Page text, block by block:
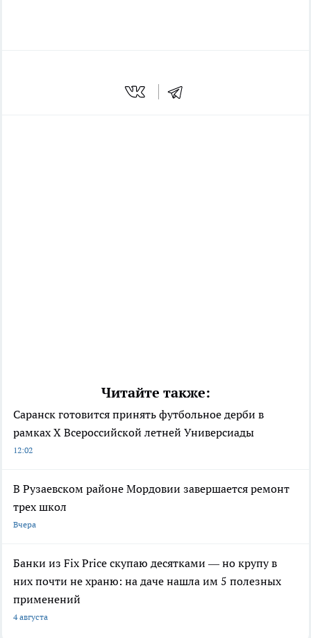
Читайте также:
Саранск готовится принять футбольное дерби в
рамках X Всероссийской летней Универсиады
12:02
В Рузаевском районе Мордовии завершается ремонт
трех школ
Вчера
Банки из Fix Price скупаю десятками — но крупу в
них почти не храню: на даче нашла им 5 полезных
применений
4 августа